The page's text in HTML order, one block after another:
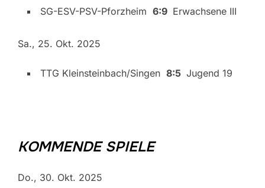
SG-ESV-PSV-Pforzheim 6:9 Erwachsene III
Sa., 25. Okt. 2025
TTG Kleinsteinbach/Singen 8:5 Jugend 19
KOMMENDE SPIELE
Do., 30. Okt. 2025